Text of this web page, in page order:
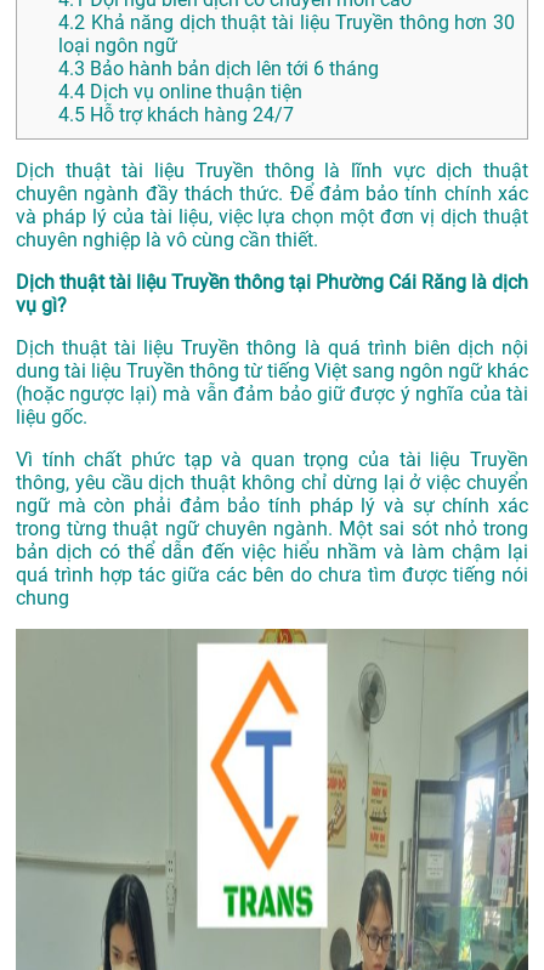
4.2 Khả năng dịch thuật tài liệu Truyền thông hơn 30
loại ngôn ngữ
4.3 Bảo hành bản dịch lên tới 6 tháng
4.4 Dịch vụ online thuận tiện
4.5 Hỗ trợ khách hàng 24/7
Dịch thuật tài liệu Truyền thông là lĩnh vực dịch thuật
chuyên ngành đầy thách thức. Để đảm bảo tính chính xác
và pháp lý của tài liệu, việc lựa chọn một đơn vị dịch thuật
chuyên nghiệp là vô cùng cần thiết.
Dịch thuật tài liệu Truyền thông tại Phường Cái Răng là dịch
vụ gì?
Dịch thuật tài liệu Truyền thông là quá trình biên dịch nội
dung tài liệu Truyền thông từ tiếng Việt sang ngôn ngữ khác
(hoặc ngược lại) mà vẫn đảm bảo giữ được ý nghĩa của tài
liệu gốc.
Vì tính chất phức tạp và quan trọng của tài liệu Truyền
thông, yêu cầu dịch thuật không chỉ dừng lại ở việc chuyển
ngữ mà còn phải đảm bảo tính pháp lý và sự chính xác
trong từng thuật ngữ chuyên ngành. Một sai sót nhỏ trong
bản dịch có thể dẫn đến việc hiểu nhầm và làm chậm lại
quá trình hợp tác giữa các bên do chưa tìm được tiếng nói
chung